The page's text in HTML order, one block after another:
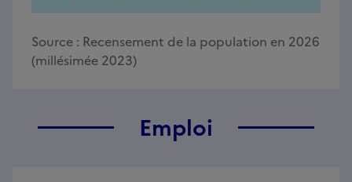
Source : Recensement de la population en 2026
(millésimée 2023)
Emploi